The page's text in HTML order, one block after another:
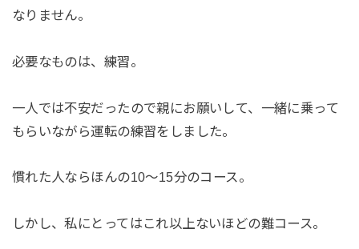
なりません。
必要なものは、練習。
一人では不安だったので親にお願いして、一緒に乗って
もらいながら運転の練習をしました。
慣れた人ならほんの10～15分のコース。
しかし、私にとってはこれ以上ないほどの難コース。